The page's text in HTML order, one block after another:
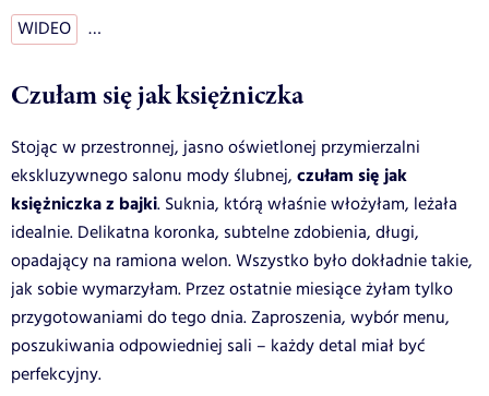
WIDEO …
Czułam się jak księżniczka
Stojąc w przestronnej, jasno oświetlonej przymierzalni
ekskluzywnego salonu mody ślubnej, czułam się jak
księżniczka z bajki. Suknia, którą właśnie włożyłam, leżała
idealnie. Delikatna koronka, subtelne zdobienia, długi,
opadający na ramiona welon. Wszystko było dokładnie takie,
jak sobie wymarzyłam. Przez ostatnie miesiące żyłam tylko
przygotowaniami do tego dnia. Zaproszenia, wybór menu,
poszukiwania odpowiedniej sali – każdy detal miał być
perfekcyjny.